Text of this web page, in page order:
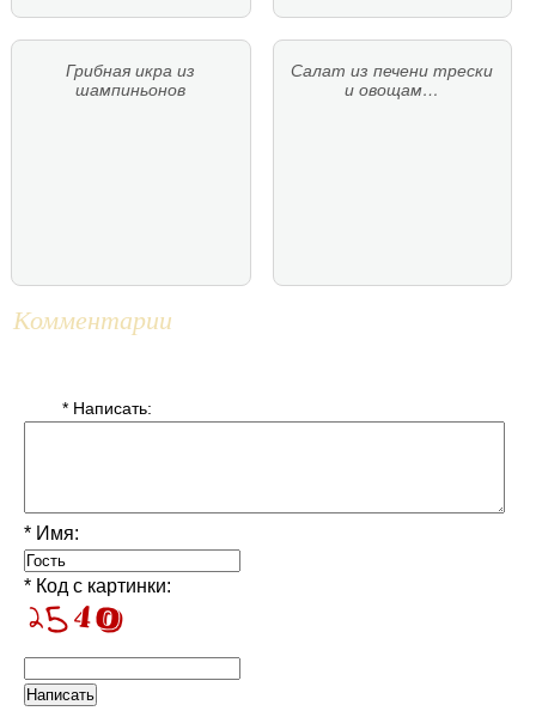
Грибная икра из
шампиньонов
Салат из печени трески
и овощам…
Комментарии
* Написать:
* Имя:
* Код с картинки: